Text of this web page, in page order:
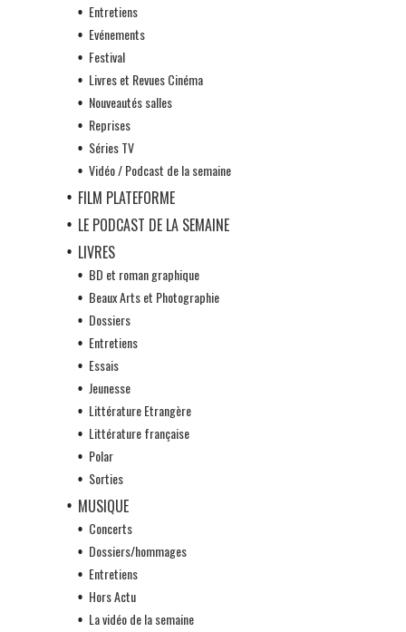
Entretiens
Evénements
Festival
Livres et Revues Cinéma
Nouveautés salles
Reprises
Séries TV
Vidéo / Podcast de la semaine
FILM PLATEFORME
LE PODCAST DE LA SEMAINE
LIVRES
BD et roman graphique
Beaux Arts et Photographie
Dossiers
Entretiens
Essais
Jeunesse
Littérature Etrangère
Littérature française
Polar
Sorties
MUSIQUE
Concerts
Dossiers/hommages
Entretiens
Hors Actu
La vidéo de la semaine